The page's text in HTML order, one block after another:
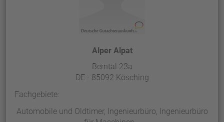
Alper Alpat
Berntal 23a
DE - 85092 Kösching
Fachgebiete:
Automobile und Oldtimer, Ingenieurbüro, Ingenieurbüro